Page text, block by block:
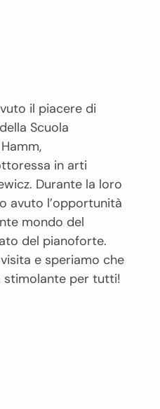
il piacere di
Scuola
in arti
Durante la loro
avuto l’opportunità
mondo del
del pianoforte.
e speriamo che
stimolante per tutti!